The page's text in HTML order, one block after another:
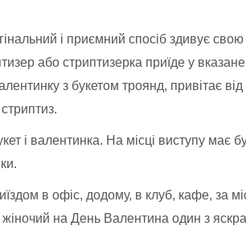
і приємний спосіб здивує
або стриптизерка приїде у
з букетом троянд, привітає
і валентинка. На місці виступу має
в офіс, додому, в клуб, кафе, за
на День Валентина один з